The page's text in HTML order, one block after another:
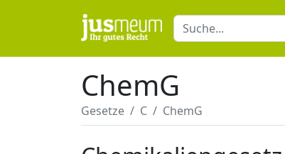
ChemG
Gesetze C ChemG